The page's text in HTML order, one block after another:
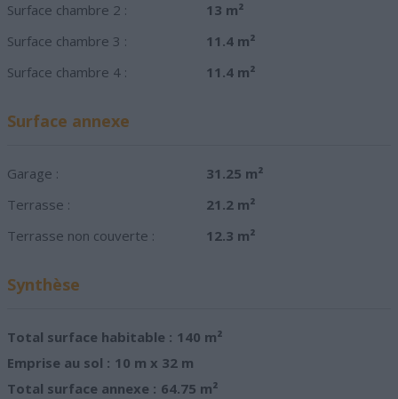
Surface chambre 2 :
13 m²
Surface chambre 3 :
11.4 m²
Surface chambre 4 :
11.4 m²
Surface annexe
Garage :
31.25 m²
Terrasse :
21.2 m²
Terrasse non couverte :
12.3 m²
Synthèse
Total surface habitable : 140 m²
Emprise au sol : 10 m x 32 m
Total surface annexe : 64.75 m²